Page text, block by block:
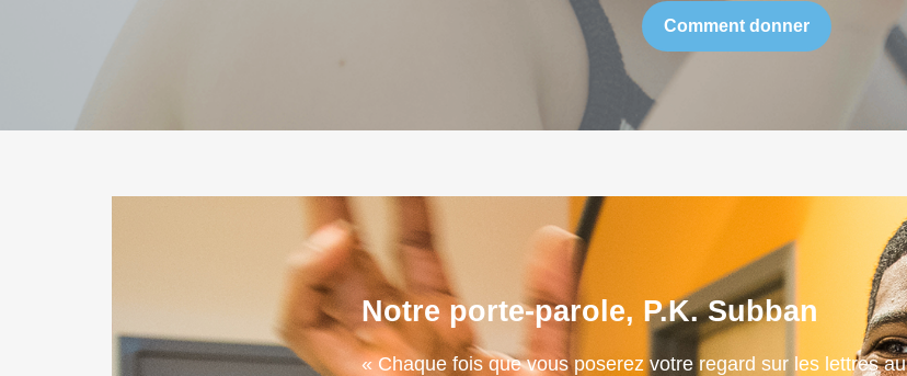
Comment donner
Notre porte-parole, P.K. Subban
« Chaque fois que vous poserez votre regard sur les lettres au